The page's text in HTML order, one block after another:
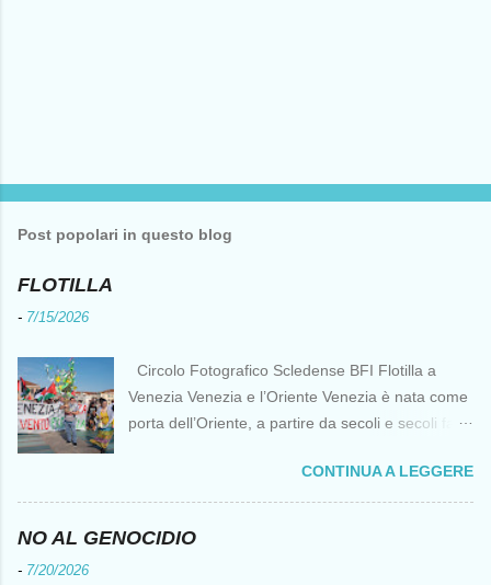
Post popolari in questo blog
FLOTILLA
- 7/15/2026
Circolo Fotografico Scledense BFI Flotilla a
Venezia Venezia e l’Oriente Venezia è nata come
porta dell’Oriente, a partire da secoli e secoli fa ai
di cantierizzazione veneziane divennero preziose
per tutti i crociati diretti a Gerusalemme. Proprio
le crociate fornirono ai veneziani l’occasione per
CONTINUA A LEGGERE
NO AL GENOCIDIO
- 7/20/2026